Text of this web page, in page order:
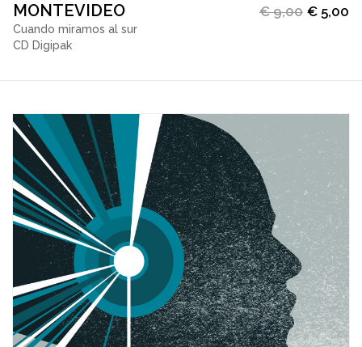
MONTEVIDEO
Cuando miramos al sur
CD Digipak
€9,00 € 5,00